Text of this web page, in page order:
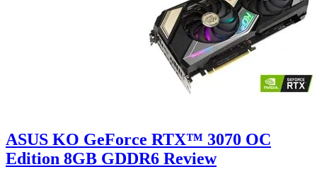
ASUS KO GeForce RTX™ 3070 OC
Edition 8GB GDDR6 Review